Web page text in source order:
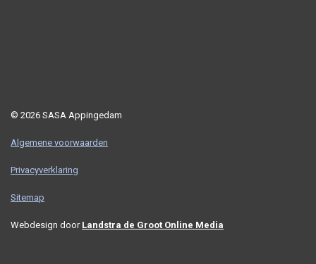
© 2026 SASA Appingedam
Algemene voorwaarden
Privacyverklaring
Sitemap
Webdesign door Landstra de Groot Online Media